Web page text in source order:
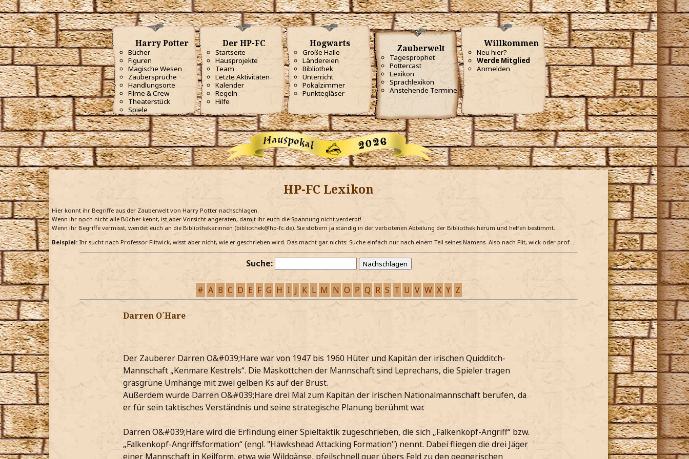
Harry Potter
Bücher
Figuren
Magische Wesen
Zaubersprüche
Handlungsorte
Filme & Crew
Theaterstück
Spiele
Der HP-FC
Startseite
Hausprojekte
Team
Letzte Aktivitäten
Kalender
Regeln
Hilfe
Hogwarts
Große Halle
Ländereien
Bibliothek
Unterricht
Pokalzimmer
Punktegläser
Zauberwelt
Tagesprophet
Pottercast
Lexikon
Sprachlexikon
Anstehende Termine
Willkommen
Neu hier?
Werde Mitglied
Anmelden
HP-FC Lexikon
Hier könnt ihr Begriffe aus der Zauberwelt von Harry Potter nachschlagen.
Wenn ihr noch nicht alle Bücher kennt, ist aber Vorsicht angeraten, damit ihr euch die Spannung nicht verderbt!
Wenn ihr Begriffe vermisst, wendet euch an die Bibliothekarinnen (bibliothek@hp-fc.de). Sie stöbern ja ständig in der verbotenen Abteilung der Bibliothek herum und helfen bestimmt.
Beispiel: Ihr sucht nach Professor Flitwick, wisst aber nicht, wie er geschrieben wird. Das macht gar nichts: Suche einfach nur nach einem Teil seines Namens. Also nach Flit, wick oder prof …
Suche:
# A B C D E F G H I J K L M N O P Q R S T U V W X Y Z
Darren O´Hare
Der Zauberer Darren O&#039;Hare war von 1947 bis 1960 Hüter und Kapitän der irischen Quidditch-
Mannschaft „Kenmare Kestrels“. Die Maskottchen der Mannschaft sind Leprechans, die Spieler tragen
grasgrüne Umhänge mit zwei gelben Ks auf der Brust.
Außerdem wurde Darren O&#039;Hare drei Mal zum Kapitän der irischen Nationalmannschaft berufen, da
er für sein taktisches Verständnis und seine strategische Planung berühmt war.
Darren O&#039;Hare wird die Erfindung einer Spieltaktik zugeschrieben, die sich „Falkenkopf-Angriff“ bzw.
„Falkenkopf-Angriffsformation“ (engl. "Hawkshead Attacking Formation") nennt. Dabei fliegen die drei Jäger
einer Mannschaft in Keilform, etwa wie Wildgänse, pfeilschnell quer übers Feld zu den gegnerischen